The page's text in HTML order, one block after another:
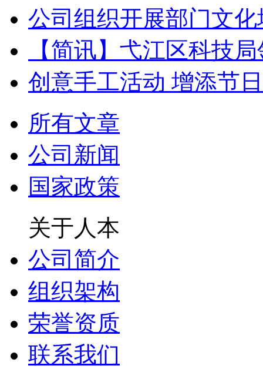
公司组织开展部门文
【简讯】弋江区科技
创意手工活动 增添节
所有文章
公司新闻
国家政策
关于人本
公司简介
组织架构
荣誉资质
联系我们